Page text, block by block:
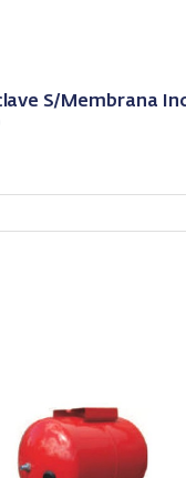
S/Membrana